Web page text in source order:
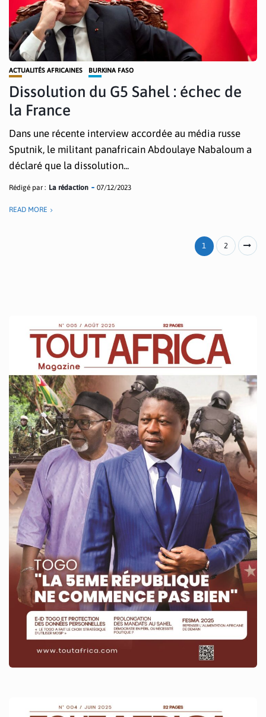
ACTUALITÉS AFRICAINES BURKINA FASO
Dissolution du G5 Sahel : échec de
la France
Dans une récente interview accordée au média russe
Sputnik, le militant panafricain Abdoulaye Nabaloum a
déclaré que la dissolution...
Rédigé par : La rédaction 07/12/2023
READ MORE
1 2